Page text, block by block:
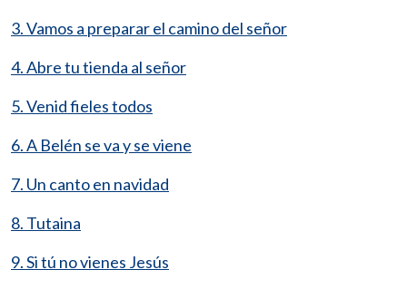
3. Vamos a preparar el camino del señor
4. Abre tu tienda al señor
5. Venid fieles todos
6. A Belén se va y se viene
7. Un canto en navidad
8. Tutaina
9. Si tú no vienes Jesús